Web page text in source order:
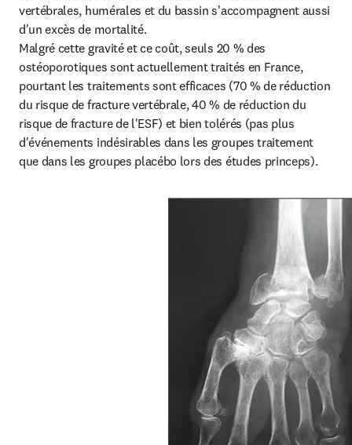
vertébrales, humérales et du bassin s'accompagnent aussi
d'un excès de mortalité.
Malgré cette gravité et ce coût, seuls 20 % des
ostéoporotiques sont actuellement traités en France,
pourtant les traitements sont efficaces (70 % de réduction
du risque de fracture vertébrale, 40 % de réduction du
risque de fracture de l'ESF) et bien tolérés (pas plus
d'événements indésirables dans les groupes traitement
que dans les groupes placébo lors des études princeps).